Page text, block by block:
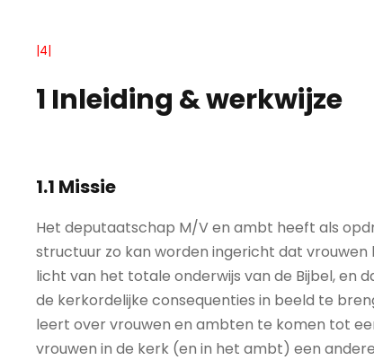
|4|
1 Inleiding & werkwijze
1.1 Missie
Het deputaatschap M/V en ambt heeft als
structuur zo kan worden ingericht dat vrouwen
licht van het totale onderwijs van de Bijbel, en
de kerkordelijke consequenties in beeld te
leert over vrouwen en ambten te komen tot
vrouwen in de kerk (en in het ambt) een